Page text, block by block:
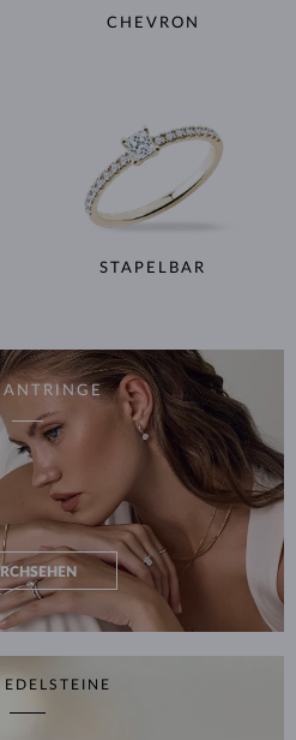
CHEVRON
STAPELBAR
EDELSTEINE